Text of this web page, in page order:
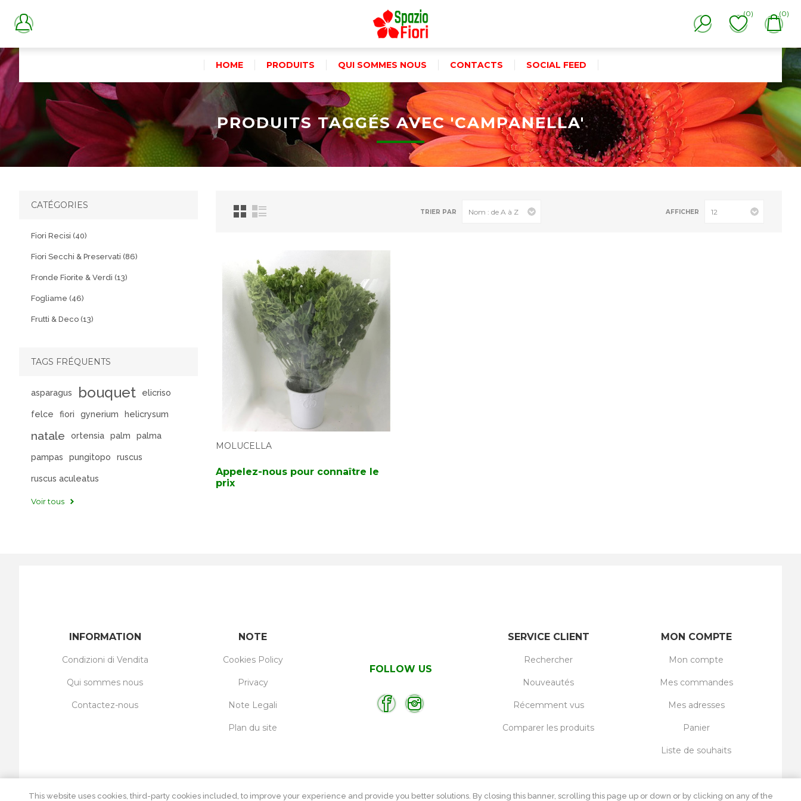
(0) (0)
HOME PRODUITS QUI SOMMES NOUS CONTACTS SOCIAL FEED
PRODUITS TAGGÉS AVEC 'CAMPANELLA'
TRIER PAR AFFICHER
MOLUCELLA
Appelez-nous pour connaître le
prix
CATÉGORIES
Fiori Recisi (40)
Fiori Secchi & Preservati (86)
Fronde Fiorite & Verdi (13)
Fogliame (46)
Frutti & Deco (13)
TAGS FRÉQUENTS
asparagus bouquet elicriso
felce fiori gynerium helicrysum
natale ortensia palm palma
pampas pungitopo ruscus
ruscus aculeatus
Voir tous
FOLLOW US
INFORMATION
Condizioni di Vendita
Qui sommes nous
Contactez-nous
NOTE
Cookies Policy
Privacy
Note Legali
Plan du site
MON COMPTE
Mon compte
Mes commandes
Mes adresses
Panier
Liste de souhaits
SERVICE CLIENT
Rechercher
Nouveautés
Récemment vus
Comparer les produits
This website uses cookies, third-party cookies included, to improve your experience and provide you better solutions. By closing this banner, scrolling this page up or down or by clicking on any of the